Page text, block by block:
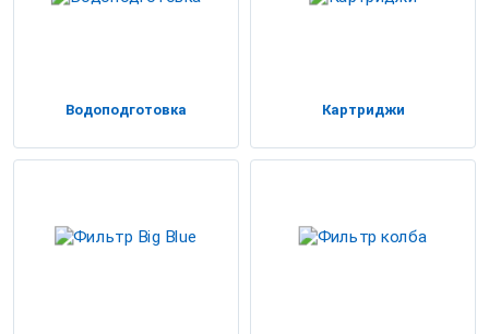
Водоподготовка Картриджи